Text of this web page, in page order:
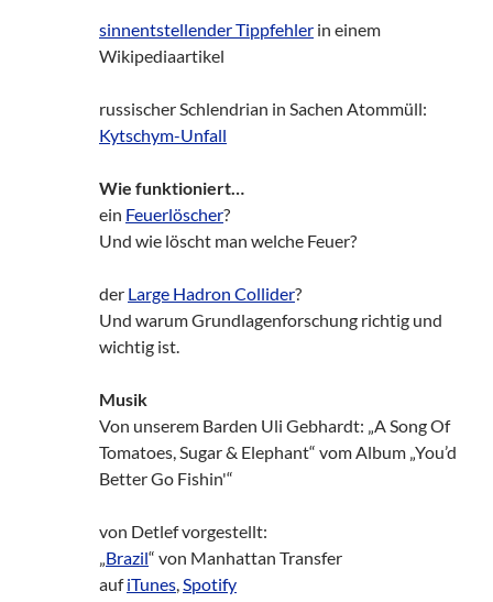
sinnentstellender Tippfehler in einem
Wikipediaartikel
russischer Schlendrian in Sachen Atommüll:
Kytschym-Unfall
Wie funktioniert…
ein Feuerlöscher?
Und wie löscht man welche Feuer?
der Large Hadron Collider?
Und warum Grundlagenforschung richtig und
wichtig ist.
Musik
Von unserem Barden Uli Gebhardt: „A Song Of
Tomatoes, Sugar & Elephant“ vom Album „You’d
Better Go Fishin'“
von Detlef vorgestellt:
„Brazil“ von Manhattan Transfer
aufiTunes,Spotify